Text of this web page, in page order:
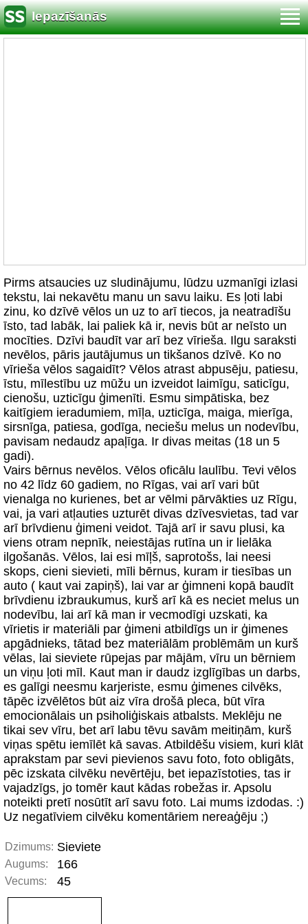
Iepazīšanās
Pirms atsaucies uz sludinājumu, lūdzu uzmanīgi izlasi
tekstu, lai nekavētu manu un savu laiku. Es ļoti labi
zinu, ko dzīvē vēlos un uz to arī tiecos, ja neatradīšu
īsto, tad labāk, lai paliek kā ir, nevis būt ar neīsto un
mocīties. Dzīvi baudīt var arī bez vīrieša. Ilgu saraksti
nevēlos, pāris jautājumus un tikšanos dzīvē. Ko no
vīrieša vēlos sagaidīt? Vēlos atrast abpusēju, patiesu,
īstu, mīlestību uz mūžu un izveidot laimīgu, saticīgu,
cienošu, uzticīgu ģimenīti. Esmu simpātiska, bez
kaitīgiem ieradumiem, mīļa, uzticīga, maiga, mierīga,
sirsnīga, patiesa, godīga, neciešu melus un nodevību,
pavisam nedaudz apaļīga. Ir divas meitas (18 un 5
gadi).
Vairs bērnus nevēlos. Vēlos oficālu laulību. Tevi vēlos
no 42 līdz 60 gadiem, no Rīgas, vai arī vari būt
vienalga no kurienes, bet ar vēlmi pārvākties uz Rīgu,
vai, ja vari atļauties uzturēt divas dzīvesvietas, tad var
arī brīvdienu ģimeni veidot. Tajā arī ir savu plusi, ka
viens otram nepnīk, neiestājas rutīna un ir lielāka
ilgošanās. Vēlos, lai esi mīļš, saprotošs, lai neesi
skops, cieni sievieti, mīli bērnus, kuram ir tiesības un
auto ( kaut vai zapiņš), lai var ar ģimneni kopā baudīt
brīvdienu izbraukumus, kurš arī kā es neciet melus un
nodevību, lai arī kā man ir vecmodīgi uzskati, ka
vīrietis ir materiāli par ģimeni atbildīgs un ir ģimenes
apgādnieks, tātad bez materiālām problēmām un kurš
vēlas, lai sieviete rūpejas par mājām, vīru un bērniem
un viņu ļoti mīl. Kaut man ir daudz izglīgības un darbs,
es galīgi neesmu karjeriste, esmu ģimenes cilvēks,
tāpēc izvēlētos būt aiz vīra drošā pleca, būt vīra
emocionālais un psiholiģiskais atbalsts. Meklēju ne
tikai sev vīru, bet arī labu tēvu savām meitiņām, kurš
viņas spētu iemīlēt kā savas. Atbildēšu visiem, kuri klāt
aprakstam par sevi pievienos savu foto, foto obligāts,
pēc izskata cilvēku nevērtēju, bet iepazīstoties, tas ir
vajadzīgs, jo tomēr kaut kādas robežas ir. Apsolu
noteikti pretī nosūtīt arī savu foto. Lai mums izdodas. :)
Uz negatīviem cilvēku komentāriem nereaģēju ;)
Dzimums: Sieviete
Augums: 166
Vecums: 45